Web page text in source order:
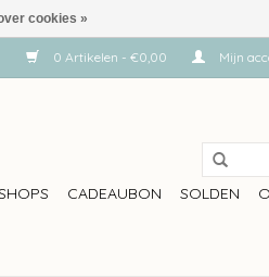
0 Artikelen - €0,00 Mijn
CADEAUBON SOLDEN
cookies »